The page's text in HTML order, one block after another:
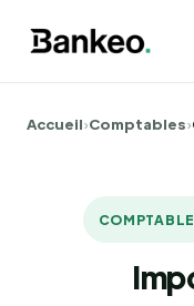
Accueil›Comptables›